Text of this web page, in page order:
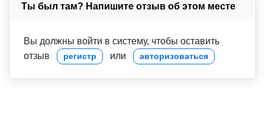
Ты был там? Напишите отзыв об этом месте
Вы должны войти в систему, чтобы оставить
отзыв
регистр или авторизоваться